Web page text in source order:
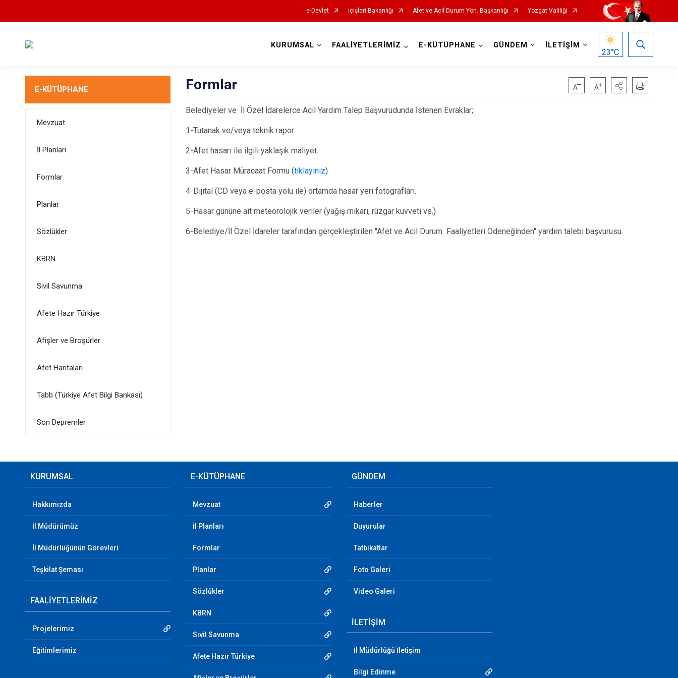
e-Devlet İçişleri Bakanlığı Afet ve Acil Durum Yön. Başkanlığı Yozgat Valiliği
KURUMSAL FAALİYETLERİMİZ E-KÜTÜPHANE GÜNDEM İLETİŞİM
23°C
E-KÜTÜPHANE
Mevzuat
İl Planları
Formlar
Planlar
Sözlükler
KBRN
Sivil Savunma
Afete Hazır Türkiye
Afişler ve Broşürler
Afet Haritaları
Tabb (Türkiye Afet Bilgi Bankası)
Son Depremler
Formlar
Belediyeler ve İl Özel İdarelerce Acil Yardım Talep Başvurudunda İstenen Evraklar;
1-Tutanak ve/veya teknik rapor.
2-Afet hasarı ile ilgili yaklaşık maliyet.
3-Afet Hasar Müracaat Formu (tıklayınız)
4-Dijital (CD veya e-posta yolu ile) ortamda hasar yeri fotografları.
5-Hasar gününe ait meteorolojik veriler (yağış mikarı, rüzgar kuvveti vs.)
6-Belediye/İl Özel İdareler tarafından gerçekleştirilen "Afet ve Acil Durum Faaliyetleri Ödeneğinden" yardım talebi başvurusu.
KURUMSAL
Hakkımızda
İl Müdürümüz
İl Müdürlüğünün Görevleri
Teşkilat Şeması
FAALİYETLERİMİZ
Projelerimiz
Eğitimlerimiz
E-KÜTÜPHANE
Mevzuat
İl Planları
Formlar
Planlar
Sözlükler
KBRN
Sivil Savunma
Afete Hazır Türkiye
GÜNDEM
Haberler
Duyurular
Tatbikatlar
Foto Galeri
Video Galeri
İLETİŞİM
İl Müdürlüğü İletişim
Bilgi Edinme